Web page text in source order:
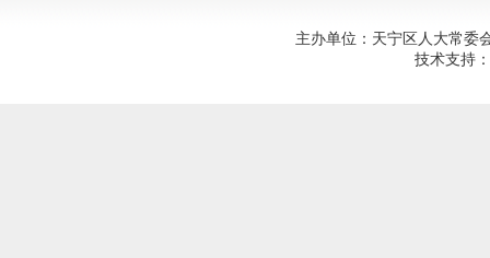
主办单位：天宁区人大常委
技术支持